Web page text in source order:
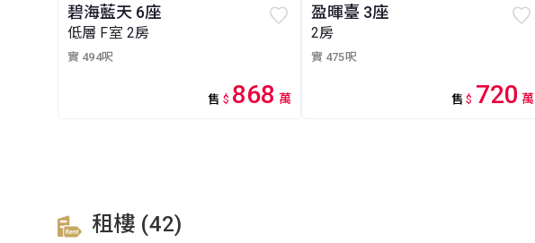
碧海藍天 6座
低層 F室 2房
實 494呎
售 $ 868 萬
盈暉臺 3座
2房
實 475呎
售 $ 720 萬
租樓 (42)